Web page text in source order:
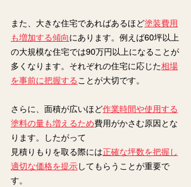
また、大きな住宅であればあるほど塗装費用
も増加する傾向にあります。例えば60坪以上
の大規模な住宅では90万円以上になることが
多くなります。それぞれの住宅に応じた相場
を事前に把握する ことが大切です。
さらに、面積が広いほど作業時間や使用する
塗料の量も増えるため費用がかさむ原因とな
ります。したがって
見積りもりを取る際には正確な坪数を把握し
適切な価格を提示してもらうことが重要で
す。